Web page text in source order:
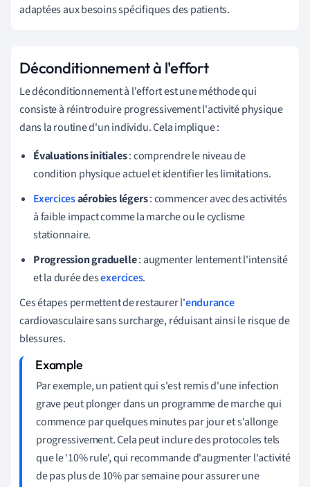
adaptées aux besoins spécifiques des patients.
Déconditionnement à l'effort
Le déconditionnement à l'effort est une méthode qui
consiste à réintroduire progressivement l'activité physique
dans la routine d'un individu. Cela implique :
Évaluations initiales: comprendre le niveau de
condition physique actuel et identifier les limitations.
Exercicesaérobies légers: commencer avec des activités
à faible impact comme la marche ou le cyclisme
stationnaire.
Progression graduelle: augmenter lentement l'intensité
et la durée desexercices.
Ces étapes permettent de restaurer l'endurance
cardiovasculaire sans surcharge, réduisant ainsi le risque de
blessures.
Par exemple, un patient qui s'est remis d'une infection
grave peut plonger dans un programme de marche qui
commence par quelques minutes par jour et s'allonge
progressivement. Cela peut inclure des protocoles tels
que le '10% rule', qui recommande d'augmenter l'activité
de pas plus de 10% par semaine pour assurer une